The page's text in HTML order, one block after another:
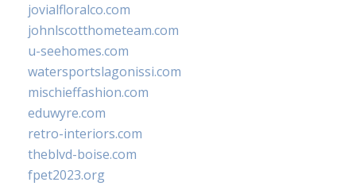
jovialfloralco.com
johnlscotthometeam.com
u-seehomes.com
watersportslagonissi.com
mischieffashion.com
eduwyre.com
retro-interiors.com
theblvd-boise.com
fpet2023.org